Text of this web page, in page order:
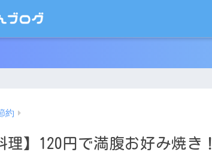
約
理】120円で満腹お好み焼き！